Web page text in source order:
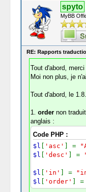
spyto
MyBB
RE: Rapports
Tout d'abord,
Moi non plus, je
Tout d'abord, le 1.8.
1. order non
anglais :
Code PHP :
$l
'asc' ] =
$l
'desc' ] =
$l 'in' ] =
$l
'order' ] =